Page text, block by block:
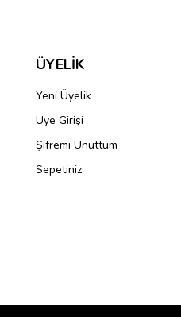
ÜYELİK
Yeni Üyelik
Üye Girişi
Şifremi Unuttum
Sepetiniz